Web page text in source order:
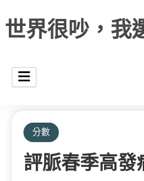
世界很吵，我
分數
評脈春季高